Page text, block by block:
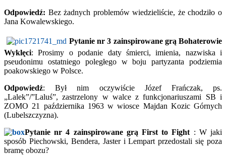
Odpowiedź: Bez żadnych problemów wiedzieliście, że chodziło o
Jana Kowalewskiego.
Pytanie nr 3 zainspirowane grą Bohaterowie
Wyklęci: Prosimy o podanie daty śmierci, imienia, nazwiska i
pseudonimu ostatniego poległego w boju partyzanta podziemia
poakowskiego w Polsce.
Odpowiedź: Był nim oczywiście Józef Frańczak, ps.
„Lalek”/”Laluś”, zastrzelony w walce z funkcjonariuszami SB i
ZOMO 21 października 1963 w wiosce Majdan Kozic Górnych
(Lubelszczyzna).
Pytanie nr 4 zainspirowane grą First to Fight : W jaki
sposób Piechowski, Bendera, Jaster i Lempart przedostali się poza
bramę obozu?